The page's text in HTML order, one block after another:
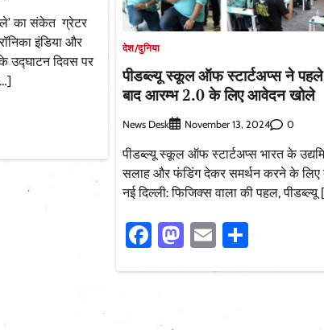
का संकेत ग्रेटर
इंडिया और
उद्घाटन दिवस पर
देश/दुनिया
पीडब्ल्यू स्कूल ऑफ स्टार्टअप्स ने
बाद आरम्भ 2.0 के लिए आवेदन खोले
News Desk November 13, 2024 0
पीडब्ल्यू स्कूल ऑफ स्टार्टअप्स भारत के
सलाह और फंडिंग देकर समर्थन करने के लिए
नई दिल्ली: फिजिक्स वाला की पहल, पीडब्ल्यू
Facebook
Mastodon
EmailShare